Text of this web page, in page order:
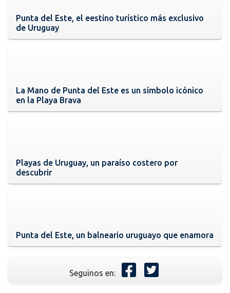
Punta del Este, el eestino turístico más exclusivo
de Uruguay
La Mano de Punta del Este es un símbolo icónico
en la Playa Brava
Playas de Uruguay, un paraíso costero por
descubrir
Punta del Este, un balneario uruguayo que enamora
Seguinos en: